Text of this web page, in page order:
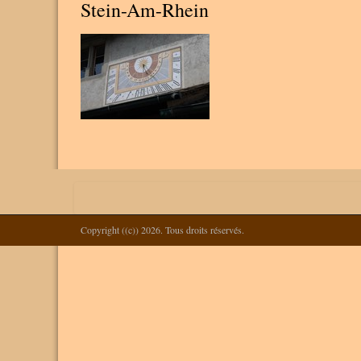
Stein-Am-Rhein
Copyright ((c)) 2026. Tous droits réservés.